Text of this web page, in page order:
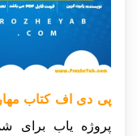
پی دی اف کتاب
پروژه یاب برای